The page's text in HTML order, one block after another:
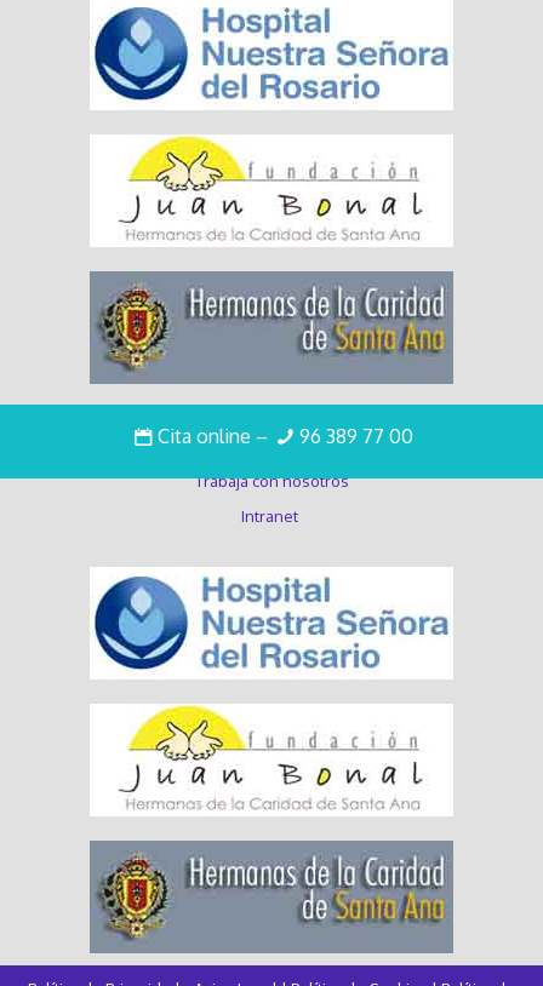
Cita online – 96 389 77 00
Trabaja con nosotros
Intranet